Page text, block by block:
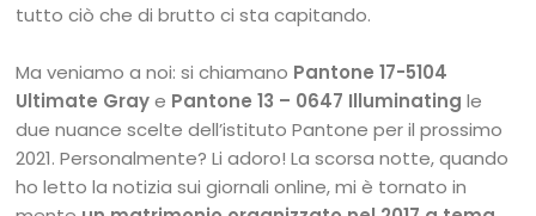
tutto ciò che di brutto ci sta capitando.
Ma veniamo a noi: si chiamano Pantone 17-5104
Ultimate Graye Pantone 13 – 0647 Illuminating le
due nuance scelte dell’istituto Pantone per il prossimo
2021. Personalmente? Li adoro! La scorsa notte, quando
ho letto la notizia sui giornali online, mi è tornato in